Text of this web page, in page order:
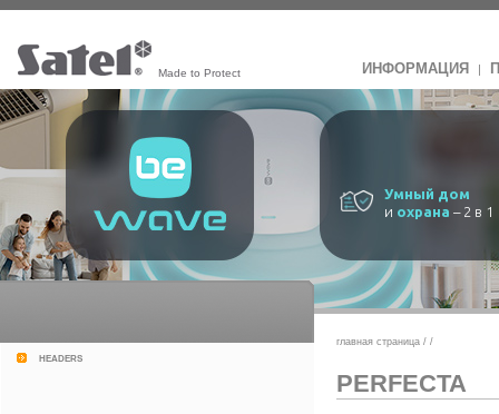
Made to Protect ИНФОРМАЦИЯ |
Умный дом
и охрана – 2 в 1
headers
главная страница / /
PERFECTA